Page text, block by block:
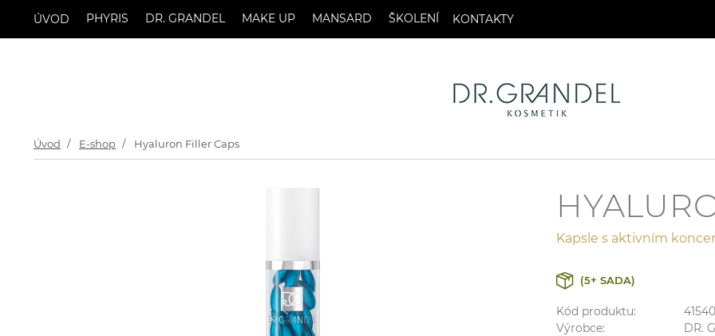
ÚVOD PHYRIS DR. GRANDEL MAKE UP MANSARD ŠKOLENÍ KONTAKTY
Úvod E-shop Hyaluron Filler Caps
Kapsle s aktivním
(5+ SADA)
Kód produktu:
41540
Výrobce:
DR.